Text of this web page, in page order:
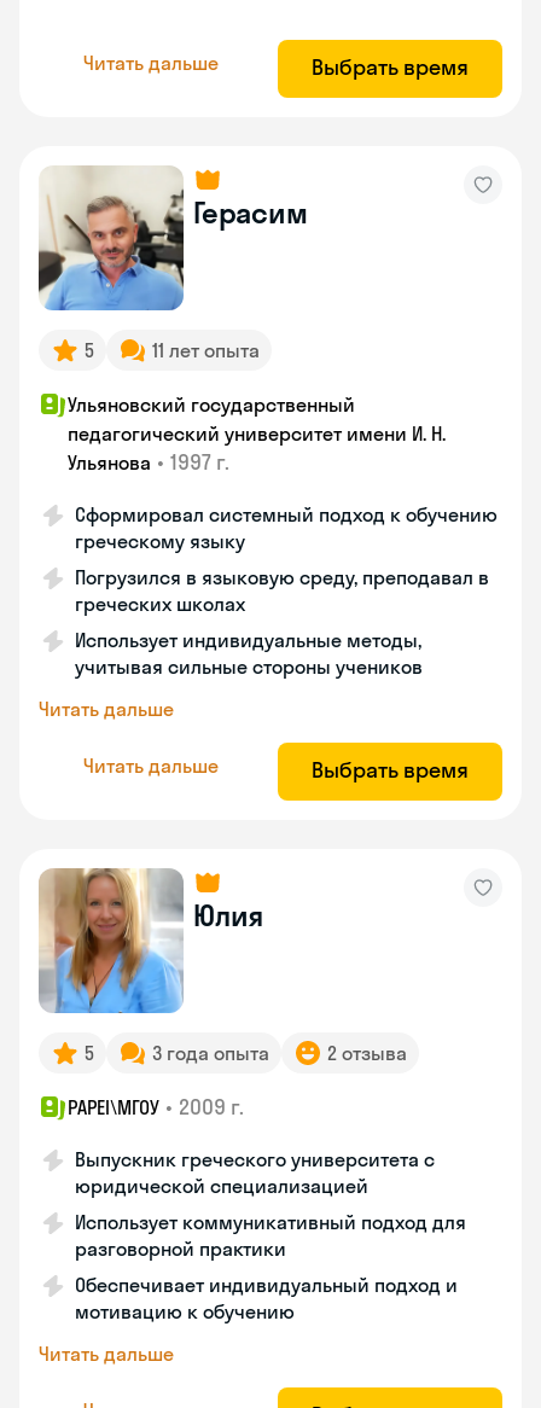
Читать дальше Выбрать время
Герасим
5 11 лет опыта
Ульяновский государственный
педагогический университет имени И. Н.
Ульянова • 1997 г.
Сформировал системный подход к обучению
греческому языку
Погрузился в языковую среду, преподавал в
греческих школах
Использует индивидуальные методы,
учитывая сильные стороны учеников
Читать дальше
Читать дальше Выбрать время
Юлия
5 3 года опыта 2 отзыва
PAPEI\MГОУ • 2009 г.
Выпускник греческого университета с
юридической специализацией
Использует коммуникативный подход для
разговорной практики
Обеспечивает индивидуальный подход и
мотивацию к обучению
Читать дальше